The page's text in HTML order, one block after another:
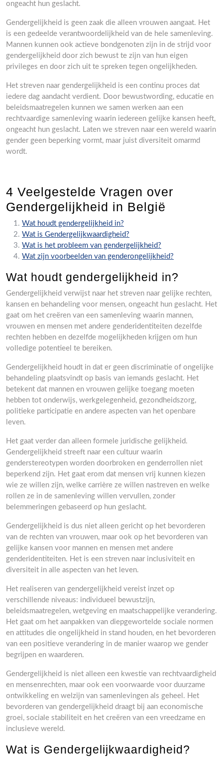
ongeacht hun geslacht.
Gendergelijkheid is geen zaak die alleen vrouwen aangaat. Het
is een gedeelde verantwoordelijkheid van de hele samenleving.
Mannen kunnen ook actieve bondgenoten zijn in de strijd voor
gendergelijkheid door zich bewust te zijn van hun eigen
privileges en door zich uit te spreken tegen ongelijkheden.
Het streven naar gendergelijkheid is een continu proces dat
iedere dag aandacht verdient. Door bewustwording, educatie en
beleidsmaatregelen kunnen we samen werken aan een
rechtvaardige samenleving waarin iedereen gelijke kansen heeft,
ongeacht hun geslacht. Laten we streven naar een wereld waarin
gender geen beperking vormt, maar juist diversiteit omarmd
wordt.
4 Veelgestelde Vragen over
Gendergelijkheid in België
Wat houdt gendergelijkheid in?
Wat is Gendergelijkwaardigheid?
Wat is het probleem van gendergelijkheid?
Wat zijn voorbeelden van genderongelijkheid?
Wat houdt gendergelijkheid in?
Gendergelijkheid verwijst naar het streven naar gelijke rechten,
kansen en behandeling voor mensen, ongeacht hun geslacht. Het
gaat om het creëren van een samenleving waarin mannen,
vrouwen en mensen met andere genderidentiteiten dezelfde
rechten hebben en dezelfde mogelijkheden krijgen om hun
volledige potentieel te bereiken.
Gendergelijkheid houdt in dat er geen discriminatie of ongelijke
behandeling plaatsvindt op basis van iemands geslacht. Het
betekent dat mannen en vrouwen gelijke toegang moeten
hebben tot onderwijs, werkgelegenheid, gezondheidszorg,
politieke participatie en andere aspecten van het openbare
leven.
Het gaat verder dan alleen formele juridische gelijkheid.
Gendergelijkheid streeft naar een cultuur waarin
genderstereotypen worden doorbroken en genderrollen niet
beperkend zijn. Het gaat erom dat mensen vrij kunnen kiezen
wie ze willen zijn, welke carrière ze willen nastreven en welke
rollen ze in de samenleving willen vervullen, zonder
belemmeringen gebaseerd op hun geslacht.
Gendergelijkheid is dus niet alleen gericht op het bevorderen
van de rechten van vrouwen, maar ook op het bevorderen van
gelijke kansen voor mannen en mensen met andere
genderidentiteiten. Het is een streven naar inclusiviteit en
diversiteit in alle aspecten van het leven.
Het realiseren van gendergelijkheid vereist inzet op
verschillende niveaus: individueel bewustzijn,
beleidsmaatregelen, wetgeving en maatschappelijke verandering.
Het gaat om het aanpakken van diepgewortelde sociale normen
en attitudes die ongelijkheid in stand houden, en het bevorderen
van een positieve verandering in de manier waarop we gender
begrijpen en waarderen.
Gendergelijkheid is niet alleen een kwestie van rechtvaardigheid
en mensenrechten, maar ook een voorwaarde voor duurzame
ontwikkeling en welzijn van samenlevingen als geheel. Het
bevorderen van gendergelijkheid draagt bij aan economische
groei, sociale stabiliteit en het creëren van een vreedzame en
inclusieve wereld.
Wat is Gendergelijkwaardigheid?